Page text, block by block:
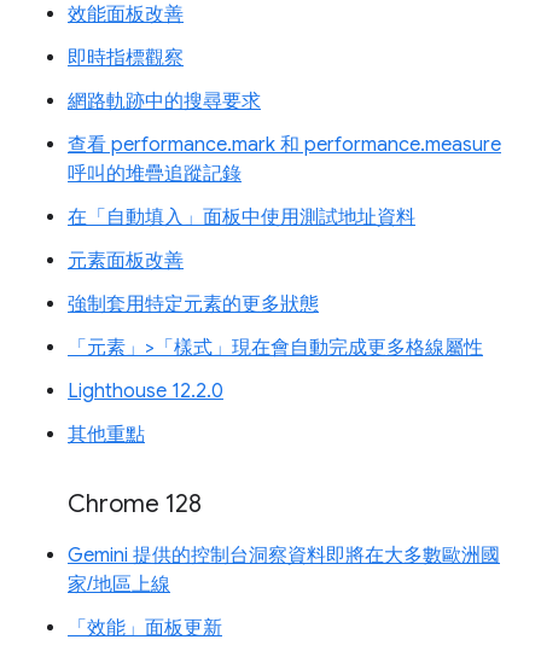
效能面板改善
即時指標觀察
網路軌跡中的搜尋要求
查看 performance.mark 和 performance.measure
呼叫的堆疊追蹤記錄
在「自動填入」面板中使用測試地址資料
元素面板改善
強制套用特定元素的更多狀態
「元素」>「樣式」現在會自動完成更多格線屬性
Lighthouse 12.2.0
其他重點
Chrome 128
Gemini 提供的控制台洞察資料即將在大多數歐洲國
家/地區上線
「效能」面板更新